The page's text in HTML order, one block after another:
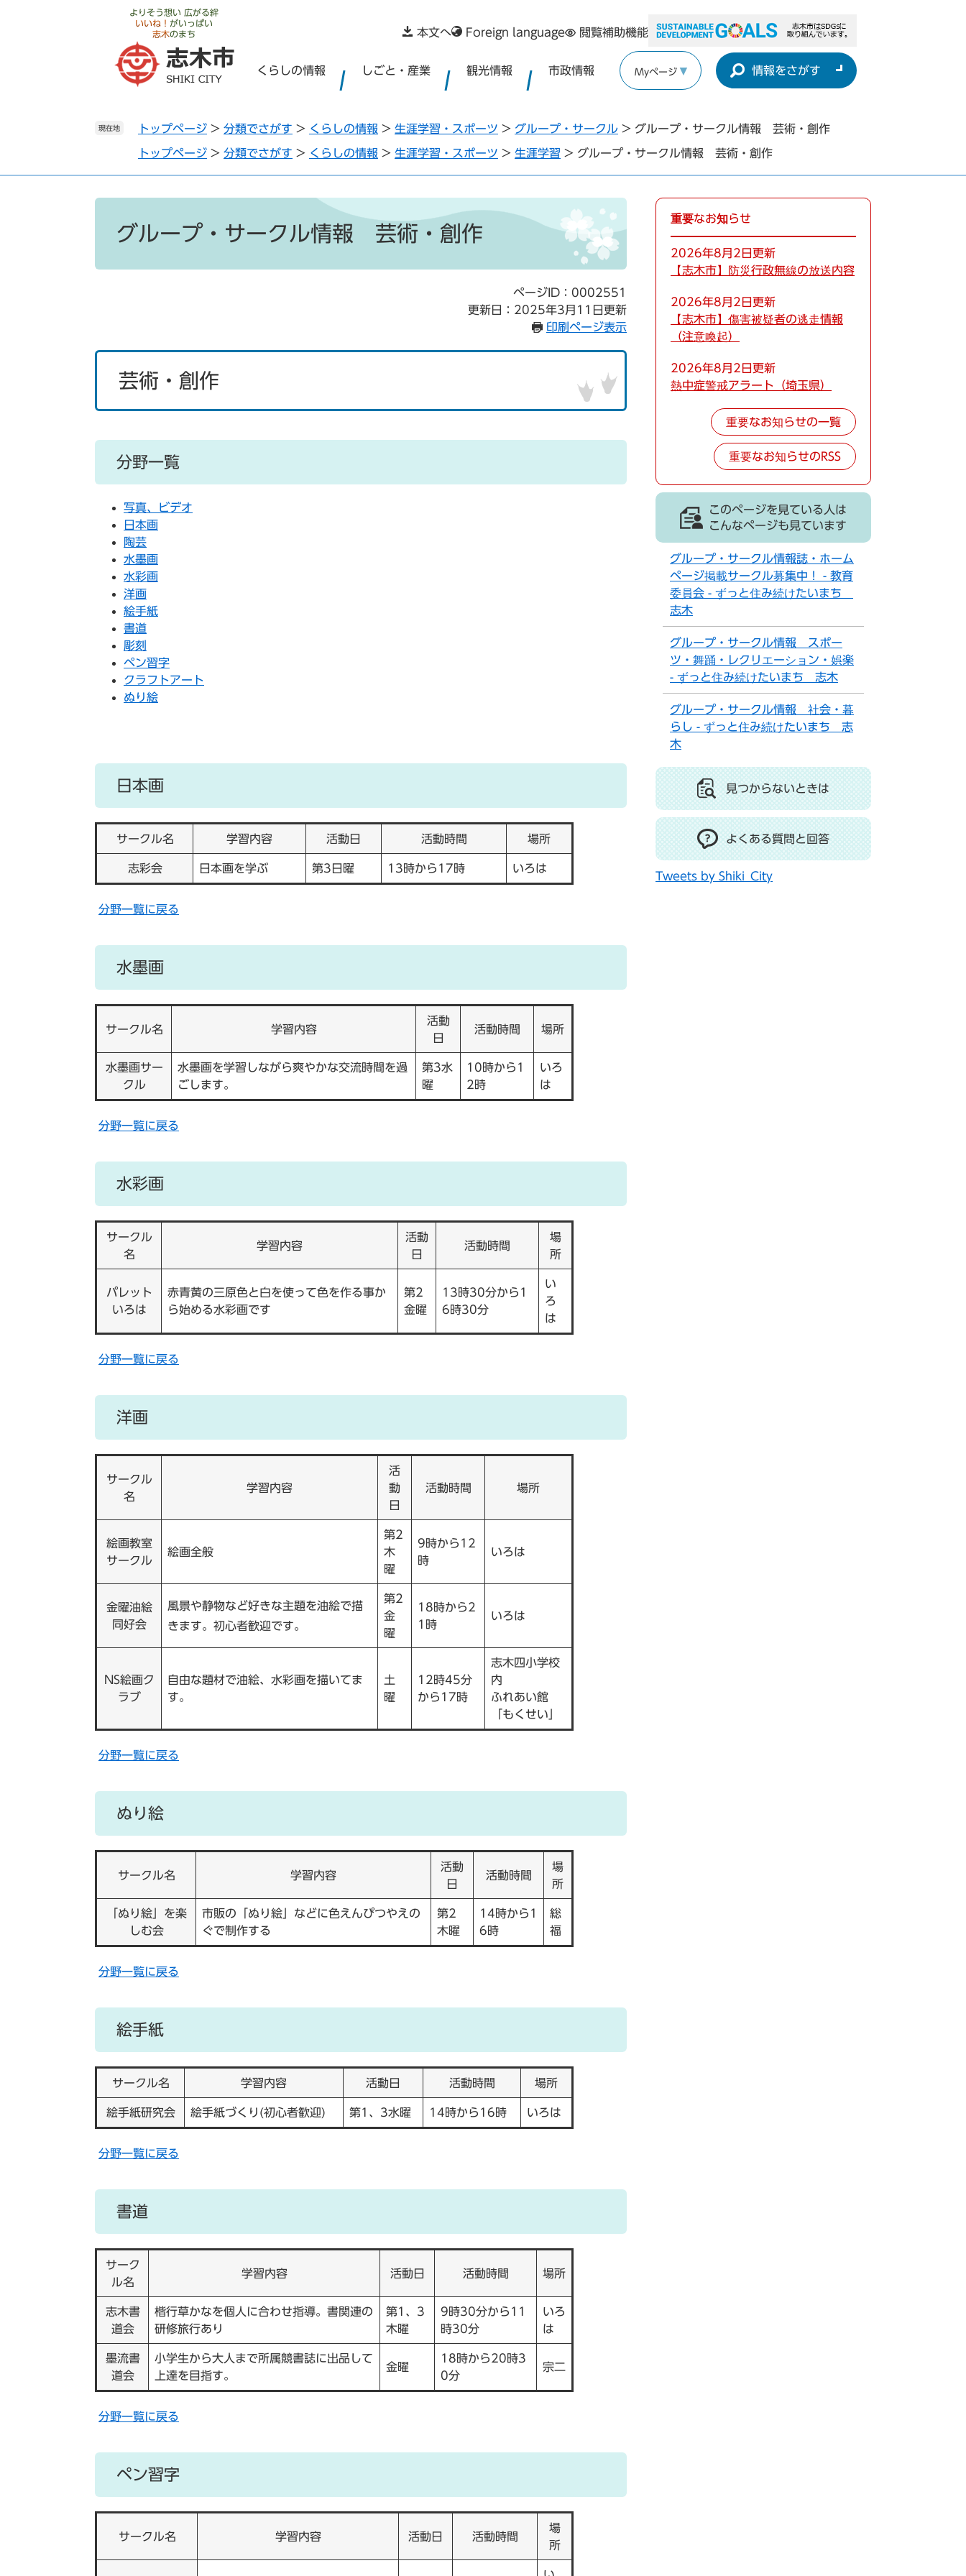
よりそう想い 広がる絆
いいね！ がいっぱい
志木のまち 本文へ Foreign language 閲覧補助機能
くらしの情報 しごと・産業 観光情報 市政情報 Myページ 情報をさがす
現在地 トップページ > 分類でさがす > くらしの情報 > 生涯学習・スポーツ > グループ・サークル > グループ・サークル情報 芸術・創作
トップページ > 分類でさがす > くらしの情報 > 生涯学習・スポーツ > 生涯学習 > グループ・サークル情報 芸術・創作
グループ・サークル情報 芸術・創作
ページID：0002551
更新日：2025年3月11日更新
印刷ページ表示
芸術・創作
分野一覧
写真、ビデオ
日本画
陶芸
水墨画
水彩画
洋画
絵手紙
書道
彫刻
ペン習字
クラフトアート
ぬり絵
日本画
サークル名 学習内容 活動日 活動時間 場所
志彩会 日本画を学ぶ 第3日曜 13時から17時 いろは
分野一覧に戻る
水墨画
サークル名 学習内容
活動
日
活動時間 場所
水墨画サー
クル
水墨画を学習しながら爽やかな交流時間を過
ごします。
第3水
曜
10時から1
2時
いろ
は
分野一覧に戻る
水彩画
サークル
名
学習内容
活動
日
活動時間
場
所
パレット
いろは
赤青黄の三原色と白を使って色を作る事か
ら始める水彩画です
第2
金曜
13時30分から1
6時30分
い
ろ
は
分野一覧に戻る
洋画
サークル
名
学習内容
活
動
日
活動時間 場所
絵画教室
サークル
絵画全般
第2
木
曜
9時から12
時
いろは
金曜油絵
同好会
風景や静物など好きな主題を油絵で描
きます。初心者歓迎です。
第2
金
曜
18時から2
1時
いろは
NS絵画ク
ラブ
自由な題材で油絵、水彩画を描いてま
す。
土
曜
12時45分
から17時
志木四小学校
内
ふれあい館
「もくせい」
分野一覧に戻る
ぬり絵
サークル名 学習内容
活動
日
活動時間
場
所
「ぬり絵」を楽
しむ会
市販の「ぬり絵」などに色えんぴつやえの
ぐで制作する
第2
木曜
14時から1
6時
総
福
分野一覧に戻る
絵手紙
サークル名 学習内容 活動日 活動時間 場所
絵手紙研究会 絵手紙づくり(初心者歓迎) 第1、3水曜 14時から16時 いろは
分野一覧に戻る
書道
サーク
ル名
学習内容 活動日 活動時間 場所
志木書
道会
楷行草かなを個人に合わせ指導。書関連の
研修旅行あり
第1、3
木曜
9時30分から11
時30分
いろ
は
墨流書
道会
小学生から大人まで所属競書誌に出品して
上達を目指す。
金曜
18時から20時3
0分
宗二
分野一覧に戻る
ペン習字
サークル名 学習内容 活動日 活動時間
場
所
重要なお知らせ
2026年8月2日更新
【志木市】防災行政無線の放送内容
2026年8月2日更新
【志木市】傷害被疑者の逃走情報
（注意喚起）
2026年8月2日更新
熱中症警戒アラート（埼玉県）
重要なお知らせの一覧
重要なお知らせのRSS
このページを見ている人は
こんなページも見ています
グループ・サークル情報誌・ホーム
ページ掲載サークル募集中！ - 教育
委員会 - ずっと住み続けたいまち
志木
グループ・サークル情報 スポー
ツ・舞踊・レクリエーション・娯楽
- ずっと住み続けたいまち 志木
グループ・サークル情報 社会・暮
らし - ずっと住み続けたいまち 志
木
見つからないときは
よくある質問と回答
Tweets by Shiki_City